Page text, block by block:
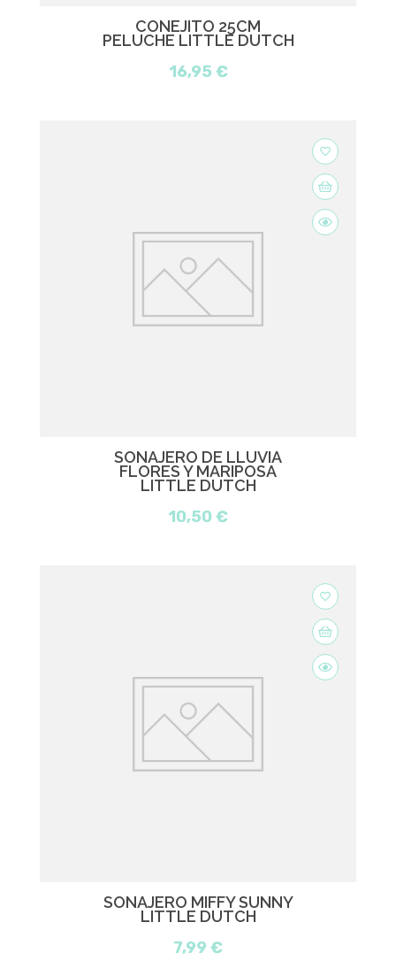
CONEJITO 25CM
PELUCHE LITTLE DUTCH
16,95 €
favorite_border
SONAJERO DE LLUVIA
FLORES Y MARIPOSA
LITTLE DUTCH
10,50 €
favorite_border
SONAJERO MIFFY SUNNY
LITTLE DUTCH
7,99 €